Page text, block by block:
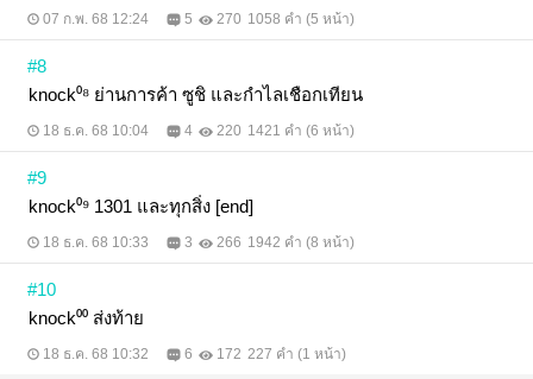
07 ก.พ. 68 12:24 5 270 1058 คำ (5 หน้า)
#8
knock⁰⁸ ย่านการค้า ซูชิ และกำไลเชือกเทียน
18 ธ.ค. 68 10:04 4 220 1421 คำ (6 หน้า)
#9
knock⁰⁹ 1301 และทุกสิ่ง [end]
18 ธ.ค. 68 10:33 3 266 1942 คำ (8 หน้า)
#10
knock⁰⁰ ส่งท้าย
18 ธ.ค. 68 10:32 6 172 227 คำ (1 หน้า)